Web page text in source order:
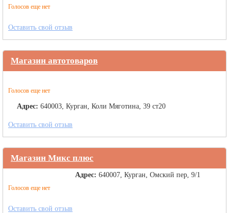
Голосов еще нет
Оставить свой отзыв
Магазин автотоваров
Голосов еще нет
Адрес: 640003, Курган, Коли Мяготина, 39 ст20
Оставить свой отзыв
Магазин Микс плюс
Голосов еще нет
Адрес: 640007, Курган, Омский пер, 9/1
Оставить свой отзыв